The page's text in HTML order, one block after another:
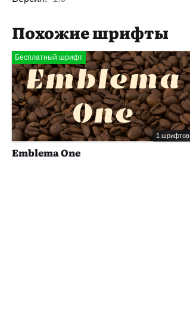
Похожие шрифты
Бесплатный шрифт
1 шрифтов
Emblema One